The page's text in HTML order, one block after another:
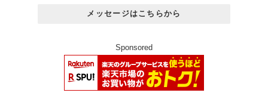
メッセージはこちらから
Sponsored